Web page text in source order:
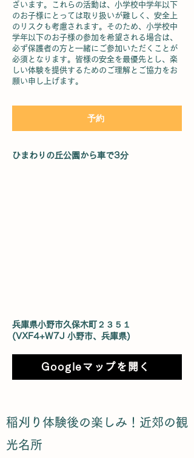
ざいます。これらの活動は、小学校中学年以下
のお子様にとっては取り扱いが難しく、安全上
のリスクも考慮されます。そのため、小学校中
学年以下のお子様の参加を希望される場合は、
必ず保護者の方と一緒にご参加いただくことが
必須となります。皆様の安全を最優先とし、楽
しい体験を提供するためのご理解とご協力をお
願い申し上げます。
予約
ひまわりの丘公園から車で3分
兵庫県小野市久保木町２３５１
(VXF4+W7J 小野市、兵庫県)
Googleマップを開く
稲刈り体験後の楽しみ！近郊の観
光名所